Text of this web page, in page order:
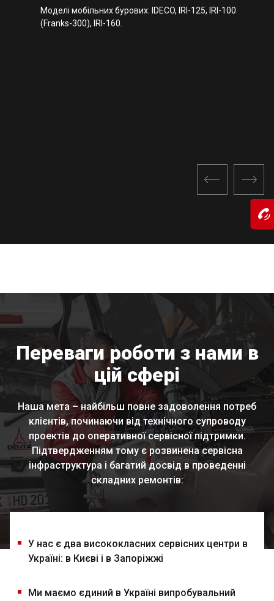
Моделі мобільних бурових: IDECO, IRI-125, IRI-100
(Franks-300), IRI-160.
Переваги роботи з намив
цій сфері
Наша мета – найбільш повне задоволення потреб
клієнтів, починаючи від технічного супроводу
проектів до оперативної сервісної підтримки.
Підтвердженням тому є розвинена сервісна
інфраструктура і багатий досвід в проведенні
складних ремонтів:
У нас є два висококласних сервісних центри в
Україні: в Києві і в Запоріжжі
Ми маємо єдиний в Україні випробувальний